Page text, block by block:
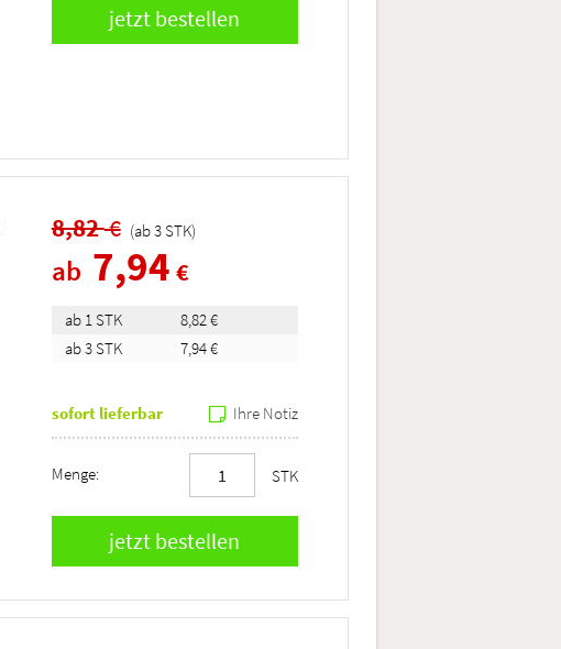
8,82€ (ab3 STK)
ab 7,94 €
ab 1 STK
8,82 €
ab 3 STK
7,94 €
sofort lieferbar Ihre Notiz
Menge: STK